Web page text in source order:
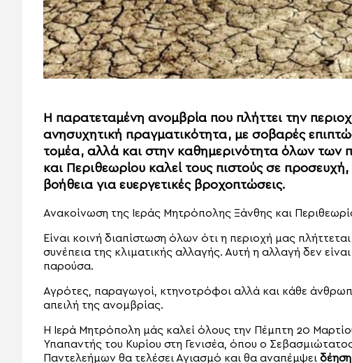
Η παρατεταμένη ανομβρία που πλήττει την
ανησυχητική πραγματικότητα, με σοβαρές
τομέα, αλλά και στην καθημερινότητα όλων των
και Περιθεωρίου καλεί τους πιστούς σε
βοήθεια για ευεργετικές βροχοπτώσεις.
Ανακοίνωση της Ιεράς Μητρόπολης Ξάνθης και
Είναι κοινή διαπίστωση όλων ότι η περιοχή μας
συνέπεια της κλιματικής αλλαγής. Αυτή η αλλαγή δεν
παρούσα.
Αγρότες, παραγωγοί, κτηνοτρόφοι αλλά και κάθε
απειλή της ανομβρίας.
Η Ιερά Μητρόπολη μάς καλεί όλους την Πέμπτη 20
Υπαπαντής του Κυρίου στη Γενισέα, όπου ο
Παντελεήμων θα τελέσει Αγιασμό και θα αναπέμψει